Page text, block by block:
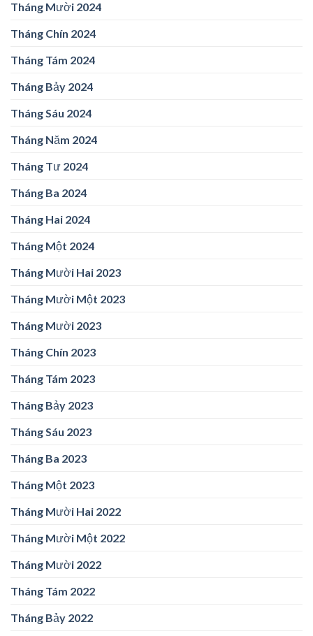
Tháng Mười 2024
Tháng Chín 2024
Tháng Tám 2024
Tháng Bảy 2024
Tháng Sáu 2024
Tháng Năm 2024
Tháng Tư 2024
Tháng Ba 2024
Tháng Hai 2024
Tháng Một 2024
Tháng Mười Hai 2023
Tháng Mười Một 2023
Tháng Mười 2023
Tháng Chín 2023
Tháng Tám 2023
Tháng Bảy 2023
Tháng Sáu 2023
Tháng Ba 2023
Tháng Một 2023
Tháng Mười Hai 2022
Tháng Mười Một 2022
Tháng Mười 2022
Tháng Tám 2022
Tháng Bảy 2022